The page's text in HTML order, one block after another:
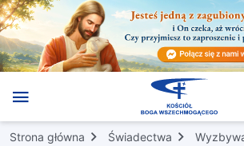
Strona główna Świadectwa